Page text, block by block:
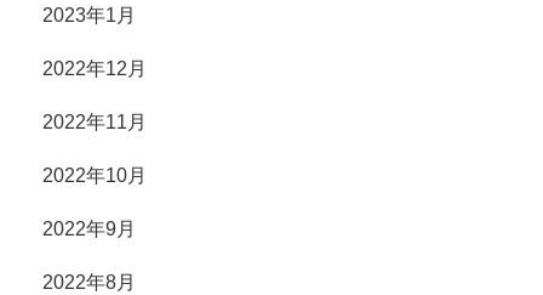
2023年1月
2022年12月
2022年11月
2022年10月
2022年9月
2022年8月